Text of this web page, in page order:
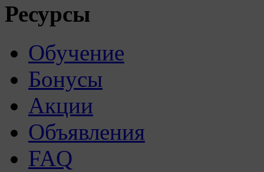
Ресурсы
Обучение
Бонусы
Акции
Объявления
FAQ